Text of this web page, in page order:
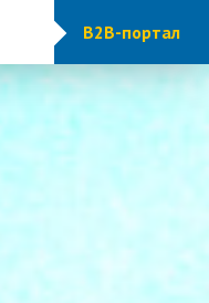
B2B-портал